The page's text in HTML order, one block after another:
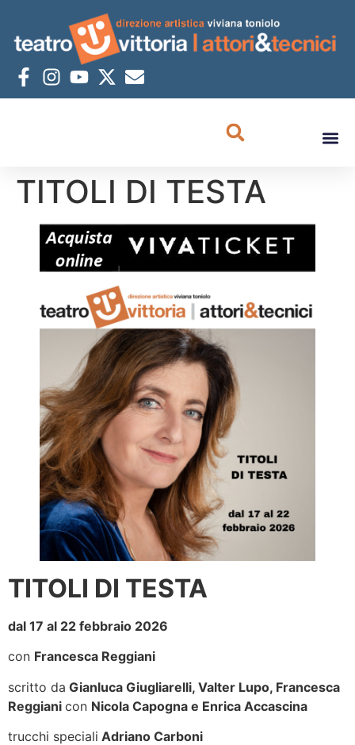
TITOLI DI TESTA
TITOLI DI TESTA
dal 17 al 22 febbraio 2026
con Francesca Reggiani
scritto da Gianluca Giugliarelli, Valter Lupo, Francesca
Reggiani con Nicola Capogna e Enrica Accascina
trucchi speciali Adriano Carboni